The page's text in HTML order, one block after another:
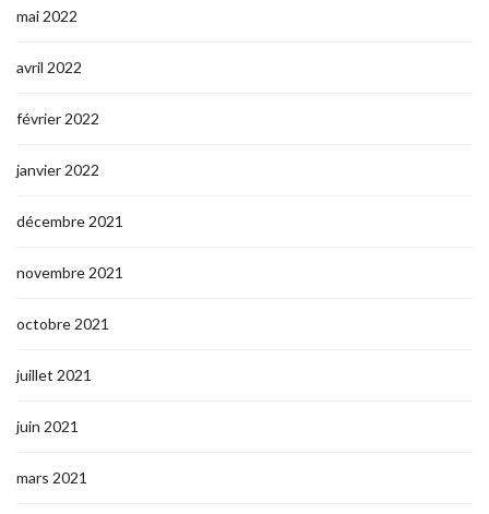
mai 2022
avril 2022
février 2022
janvier 2022
décembre 2021
novembre 2021
octobre 2021
juillet 2021
juin 2021
mars 2021